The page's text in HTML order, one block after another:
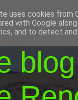
uses cookies from
with Google
and to detect and